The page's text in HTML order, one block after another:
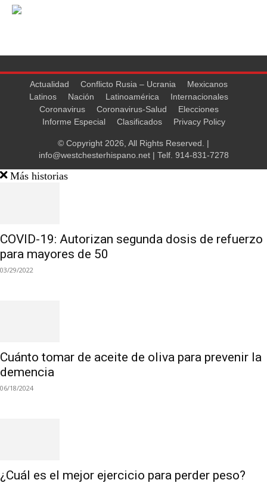
Actualidad Conflicto Rusia – Ucrania
Mexicanos
Latinos
Nación Latinoamérica
Internacionales
Coronavirus
Coronavirus-Salud
Elecciones
Informe Especial
Clasificados Privacy Policy
© Copyright 2026, All Rights Reserved. |
info@westchesterhispano.net| Telf. 914-831-7278
Más historias
COVID-19: Autorizan segunda dosis de refuerzo
para mayores de 50
03/29/2022
Cuánto tomar de aceite de oliva para prevenir la
demencia
06/18/2024
¿Cuál es el mejor ejercicio para perder peso?